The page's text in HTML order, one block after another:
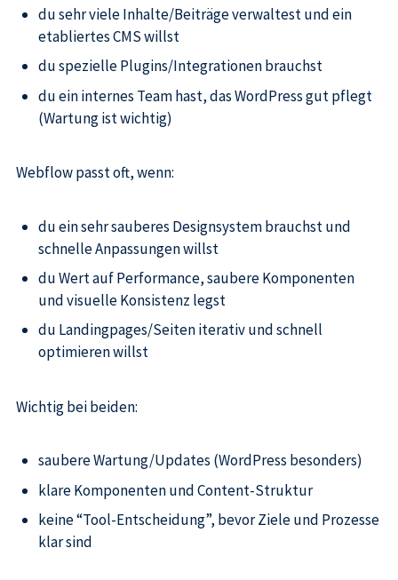
du sehr viele Inhalte/Beiträge verwaltest und ein
etabliertes CMS willst
du spezielle Plugins/Integrationen brauchst
du ein internes Team hast, das WordPress gut pflegt
(Wartung ist wichtig)
Webflow passt oft, wenn:
du ein sehr sauberes Designsystem brauchst und
schnelle Anpassungen willst
du Wert auf Performance, saubere Komponenten
und visuelle Konsistenz legst
du Landingpages/Seiten iterativ und schnell
optimieren willst
Wichtig bei beiden:
saubere Wartung/Updates (WordPress besonders)
klare Komponenten und Content-Struktur
keine “Tool-Entscheidung”, bevor Ziele und Prozesse
klar sind